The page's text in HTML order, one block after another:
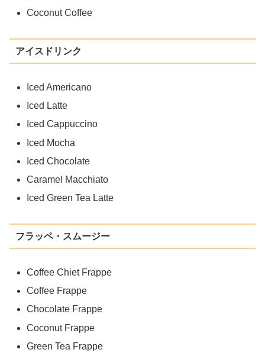
Coconut Coffee
アイスドリンク
Iced Americano
Iced Latte
Iced Cappuccino
Iced Mocha
Iced Chocolate
Caramel Macchiato
Iced Green Tea Latte
フラッペ・スムージー
Coffee Chiet Frappe
Coffee Frappe
Chocolate Frappe
Coconut Frappe
Green Tea Frappe